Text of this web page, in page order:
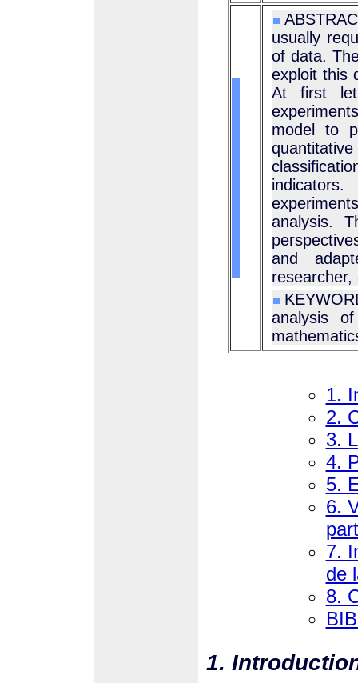
usually
of data.
exploit this
At first
model to
analysis.
and
researcher,
analysis
1.
2.
3.
4.
5.
6.
7.
de
8.
1.